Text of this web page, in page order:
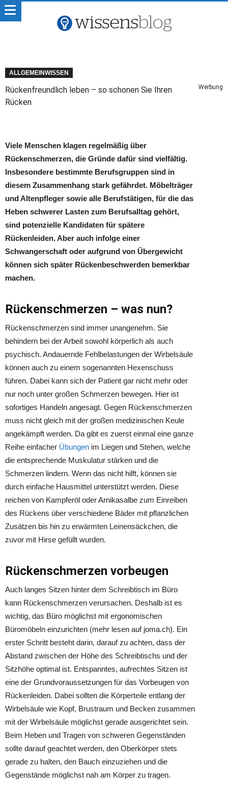
ALLGEMEINWISSEN
Rückenfreundlich leben – so schonen Sie Ihren
Rücken
Werbung
Viele Menschen klagen regelmäßig über
Rückenschmerzen, die Gründe dafür sind vielfältig.
Insbesondere bestimmte Berufsgruppen sind in
diesem Zusammenhang stark gefährdet. Möbelträger
und Altenpfleger sowie alle Berufstätigen, für die das
Heben schwerer Lasten zum Berufsalltag gehört,
sind potenzielle Kandidaten für spätere
Rückenleiden. Aber auch infolge einer
Schwangerschaft oder aufgrund von Übergewicht
können sich später Rückenbeschwerden bemerkbar
machen.
Rückenschmerzen – was nun?
Rückenschmerzen sind immer unangenehm. Sie
behindern bei der Arbeit sowohl körperlich als auch
psychisch. Andauernde Fehlbelastungen der Wirbelsäule
können auch zu einem sogenannten Hexenschuss
führen. Dabei kann sich der Patient gar nicht mehr oder
nur noch unter großen Schmerzen bewegen. Hier ist
sofortiges Handeln angesagt. Gegen Rückenschmerzen
muss nicht gleich mit der großen medizinischen Keule
angekämpft werden. Da gibt es zuerst einmal eine ganze
Reihe einfacher Übungen im Liegen und Stehen, welche
die entsprechende Muskulatur stärken und die
Schmerzen lindern. Wenn das nicht hilft, können sie
durch einfache Hausmittel unterstützt werden. Diese
reichen von Kampferöl oder Arnikasalbe zum Einreiben
des Rückens über verschiedene Bäder mit pflanzlichen
Zusätzen bis hin zu erwärmten Leinensäckchen, die
zuvor mit Hirse gefüllt wurden.
Rückenschmerzen vorbeugen
Auch langes Sitzen hinter dem Schreibtisch im Büro
kann Rückenschmerzen verursachen. Deshalb ist es
wichtig, das Büro möglichst mit ergonomischen
Büromöbeln einzurichten (mehr lesen auf joma.ch). Ein
erster Schritt besteht darin, darauf zu achten, dass der
Abstand zwischen der Höhe des Schreibtischs und der
Sitzhöhe optimal ist. Entspanntes, aufrechtes Sitzen ist
eine der Grundvoraussetzungen für das Vorbeugen von
Rückenleiden. Dabei sollten die Körperteile entlang der
Wirbelsäule wie Kopf, Brustraum und Becken zusammen
mit der Wirbelsäule möglichst gerade ausgerichtet sein.
Beim Heben und Tragen von schweren Gegenständen
sollte darauf geachtet werden, den Oberkörper stets
gerade zu halten, den Bauch einzuziehen und die
Gegenstände möglichst nah am Körper zu tragen.